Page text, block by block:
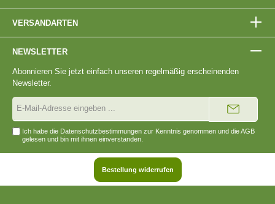
VERSANDARTEN
NEWSLETTER
Abonnieren Sie jetzt einfach unseren regelmäßig erscheinenden
Newsletter.
E-
Mail-
Adresse*
Ich habe die Datenschutzbestimmungenzur Kenntnis genommen und dieAGB
gelesen und bin mit ihnen einverstanden.
Bestellung widerrufen